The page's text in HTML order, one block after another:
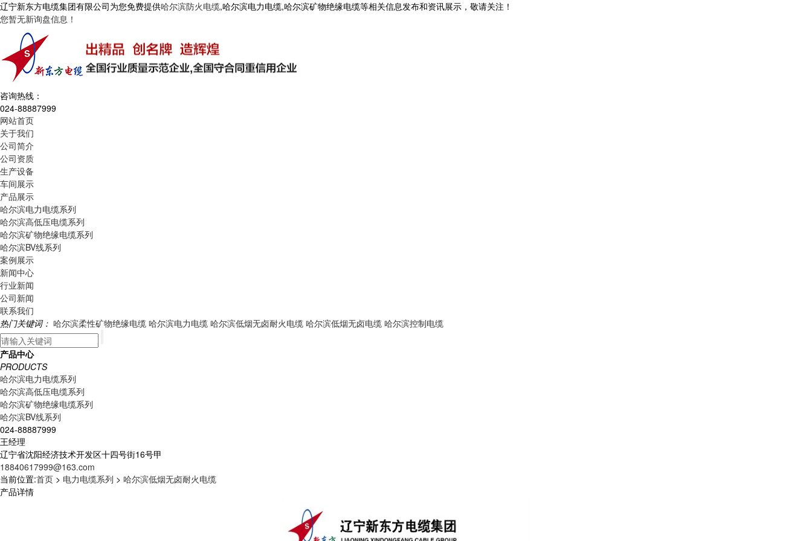
辽宁新东方电缆集团有限公司为您免费提供哈尔滨防火电缆,哈尔滨电力电缆,哈尔滨矿物绝缘电缆等相关信息发布和资讯展示，敬请关注！
您暂无新询盘信息！
咨询热线：
024-88887999
网站首页
关于我们
公司简介
公司资质
生产设备
车间展示
产品展示
哈尔滨电力电缆系列
哈尔滨高低压电缆系列
哈尔滨矿物绝缘电缆系列
哈尔滨BV线系列
案例展示
新闻中心
行业新闻
公司新闻
联系我们
热门关键词： 哈尔滨柔性矿物绝缘电缆 哈尔滨电力电缆 哈尔滨低烟无卤耐火电缆 哈尔滨低烟无卤电缆 哈尔滨控制电缆
产品中心
PRODUCTS
哈尔滨电力电缆系列
哈尔滨高低压电缆系列
哈尔滨矿物绝缘电缆系列
哈尔滨BV线系列
024-88887999
王经理
辽宁省沈阳经济技术开发区十四号街16号甲
18840617999@163.com
当前位置:首页 > 电力电缆系列 > 哈尔滨低烟无卤耐火电缆
产品详情